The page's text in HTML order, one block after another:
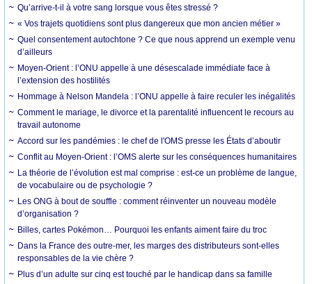
Qu’arrive-t-il à votre sang lorsque vous êtes stressé ?
« Vos trajets quotidiens sont plus dangereux que mon ancien métier »
Quel consentement autochtone ? Ce que nous apprend un exemple venu
d’ailleurs
Moyen-Orient : l’ONU appelle à une désescalade immédiate face à
l’extension des hostilités
Hommage à Nelson Mandela : l’ONU appelle à faire reculer les inégalités
Comment le mariage, le divorce et la parentalité influencent le recours au
travail autonome
Accord sur les pandémies : le chef de l'OMS presse les États d’aboutir
Conflit au Moyen-Orient : l’OMS alerte sur les conséquences humanitaires
La théorie de l’évolution est mal comprise : est-ce un problème de langue,
de vocabulaire ou de psychologie ?
Les ONG à bout de souffle : comment réinventer un nouveau modèle
d’organisation ?
Billes, cartes Pokémon… Pourquoi les enfants aiment faire du troc
Dans la France des outre-mer, les marges des distributeurs sont-elles
responsables de la vie chère ?
Plus d’un adulte sur cinq est touché par le handicap dans sa famille